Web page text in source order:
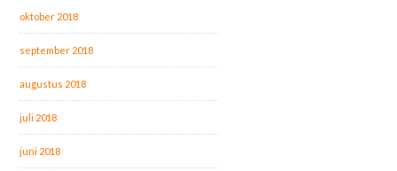
oktober 2018
september 2018
augustus 2018
juli 2018
juni 2018